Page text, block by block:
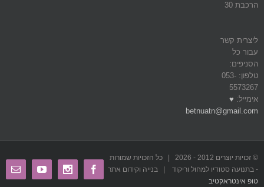
הרכבת 30
ליצרית קשר
עבור כל
הסניפים:
טלפון: 053-
5573267
אימייל: ♥
betnuatn@gmail.com
© זכויות יוצרים 2012 -
2026 | כל הזכויות שמורות
- בתנועה סטודיו למחול וריקוד | בנייה וקידום אתר
טופ אינטראקטיב
Facebook
Instagram
Youtube